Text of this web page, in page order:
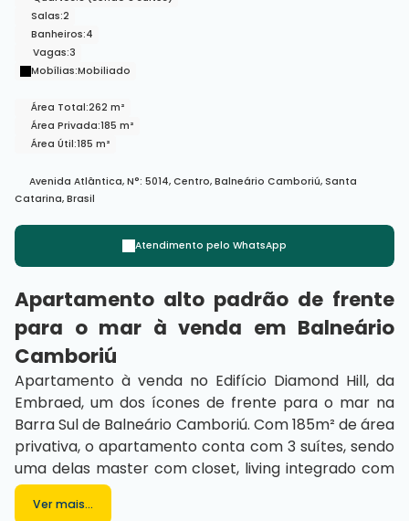
Salas:2
Banheiros:4
Vagas:3
Mobílias:Mobiliado
Área Total:262 m²
Área Privada:185 m²
Área Útil:185 m²
Avenida Atlântica,N°: 5014,Centro,Balneário Camboriú,Santa
Catarina, Brasil
Atendimento pelo WhatsApp
Apartamento alto padrão de frente
para o mar à venda em Balneário
Camboriú
Apartamento à venda no Edifício Diamond Hill, da
Embraed, um dos ícones de frente para o mar na
Barra Sul de Balneário Camboriú. Com 185m² de área
privativa, o apartamento conta com 3 suítes, sendo
uma delas master com closet, living integrado com
sala de estar, sala de jantar e espaço gourmet com
churrasqueira a gás, além de cozinha, área de
Ver mais...